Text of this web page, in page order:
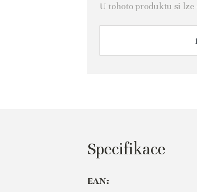
U tohoto produktu si lze
Specifikace
EAN: